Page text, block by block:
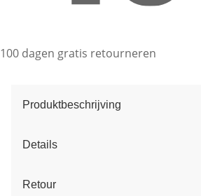
100 dagen gratis retourneren
Produktbeschrijving
Details
Retour